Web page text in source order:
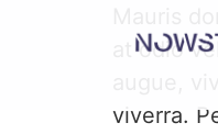
Mauris
at odio
augue,
viverra.